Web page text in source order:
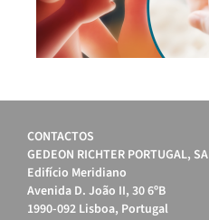
FAMA
CONTACTOS
GEDEON RICHTER PORTUGAL, SA
Edifício Meridiano
Avenida D. João II, 30 6ºB
1990-092 Lisboa, Portugal